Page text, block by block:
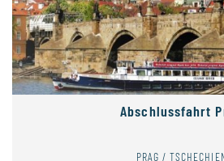
Abschlussfahrt
PRAG /